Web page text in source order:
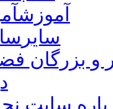
آموزش
سایر
و بزرگان
سایت